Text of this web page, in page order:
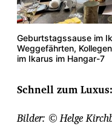
Geburtstagssause im
Weggefährten,
im Ikarus im Hangar-7
Schnell zum Luxus:
Bilder: © Helge